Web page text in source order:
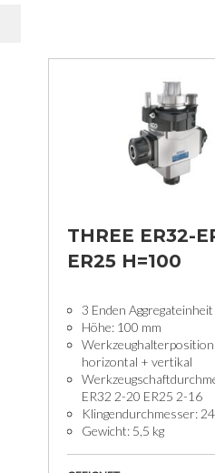
THREE ER32-
ER25 H=100
3 Enden Aggregateinheit
Höhe: 100 mm
horizontal + vertikal
ER32 2-20 ER25 2-16
Klingendurchmesser:
Gewicht: 5,5 kg